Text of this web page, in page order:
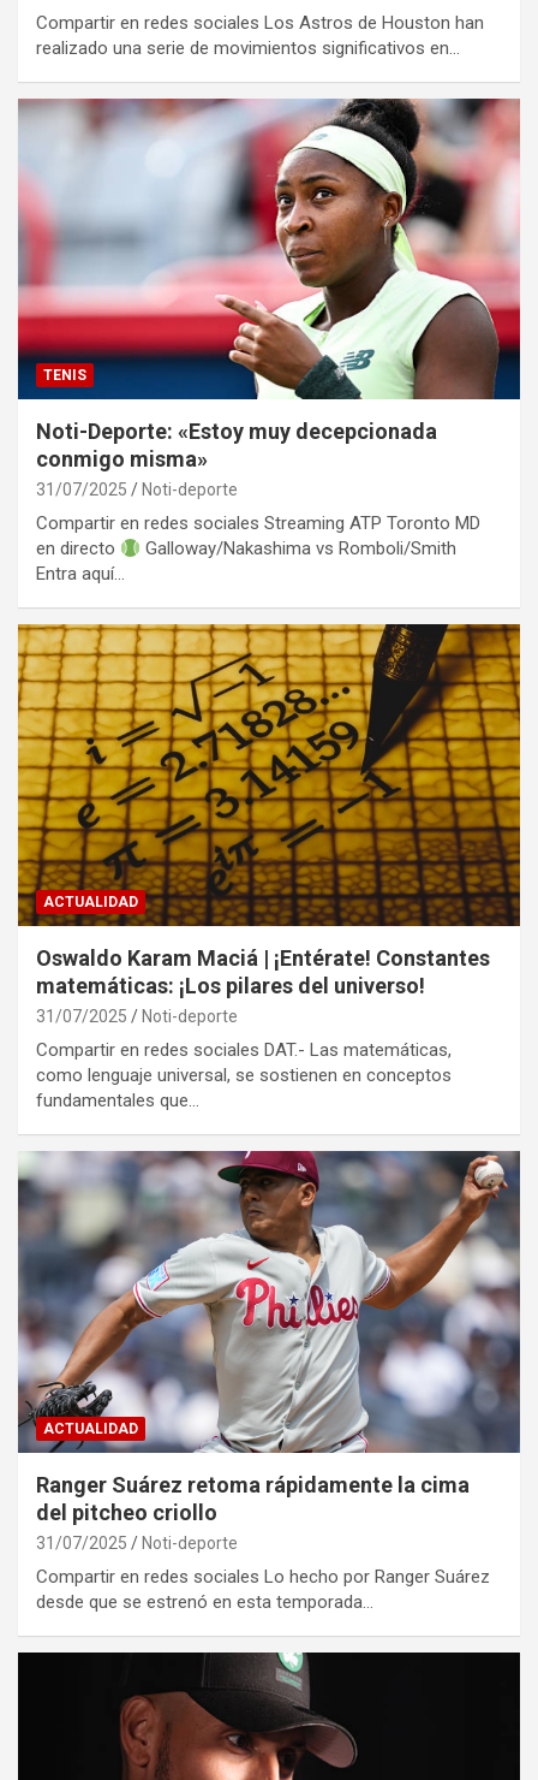
Compartir en redes sociales Los Astros de Houston han
realizado una serie de movimientos significativos en…
TENIS
Noti-Deporte: «Estoy muy decepcionada
conmigo misma»
31/07/2025 Noti-deporte
Compartir en redes sociales Streaming ATP Toronto MD
en directo
Galloway/Nakashima vs Romboli/Smith
Entra aquí…
ACTUALIDAD
Oswaldo Karam Maciá | ¡Entérate! Constantes
matemáticas: ¡Los pilares del universo!
31/07/2025 Noti-deporte
Compartir en redes sociales DAT.- Las matemáticas,
como lenguaje universal, se sostienen en conceptos
fundamentales que…
ACTUALIDAD
Ranger Suárez retoma rápidamente la cima
del pitcheo criollo
31/07/2025 Noti-deporte
Compartir en redes sociales Lo hecho por Ranger Suárez
desde que se estrenó en esta temporada…